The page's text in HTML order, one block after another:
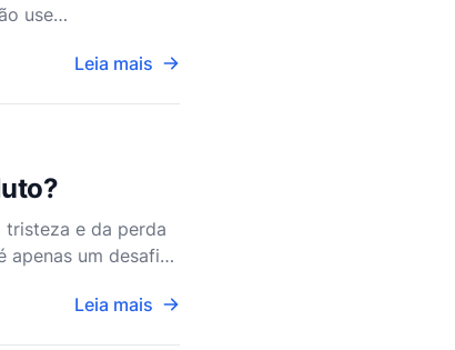
use
Leia mais
tristeza e da perda
apenas um desafio
Leia mais